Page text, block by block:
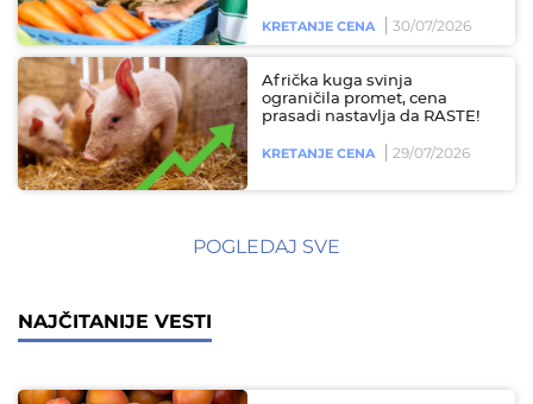
KRETANJE CENA 30/07/2026
Afrička kuga svinja
ograničila promet, cena
prasadi nastavlja da RASTE!
KRETANJE CENA 29/07/2026
POGLEDAJ SVE
NAJČITANIJE VESTI